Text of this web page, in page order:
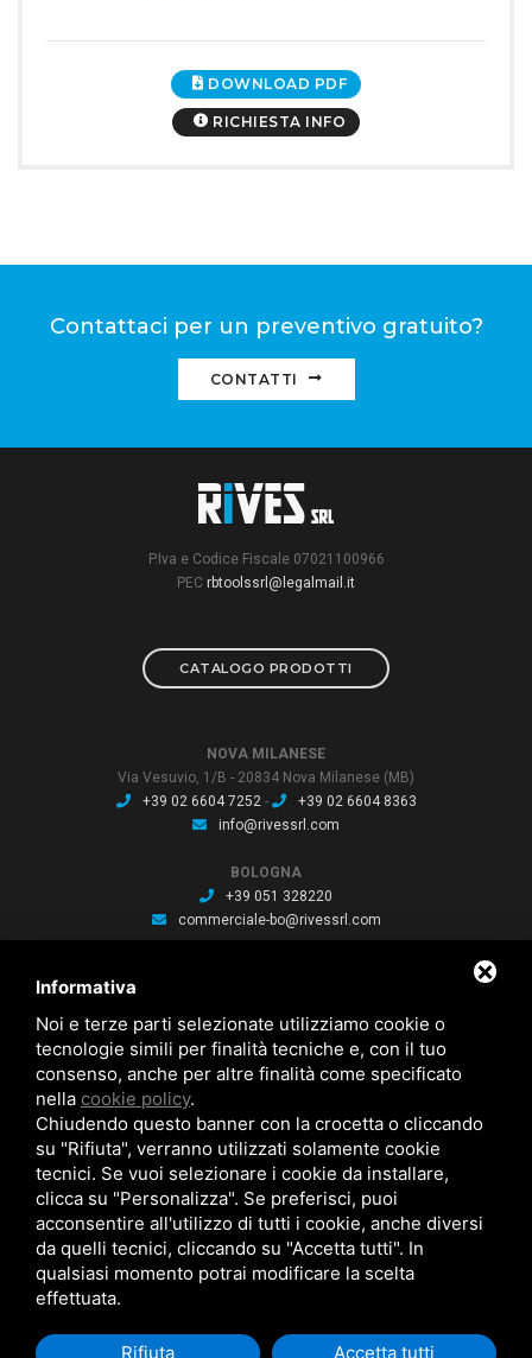
DOWNLOAD PDF
RICHIESTA INFO
Contattaci per un preventivo gratuito?
CONTATTI
P.Iva e Codice Fiscale 07021100966
PEC rbtoolssrl@legalmail.it
CATALOGO PRODOTTI
NOVA MILANESE
Via Vesuvio, 1/B - 20834 Nova Milanese (MB)
+39 02 6604 7252 -
+39 02 6604 8363
info@rivessrl.com
BOLOGNA
+39 051 328220
commerciale-bo@rivessrl.com
commerciale-pn@rivessrl.com
ULTIME NEWS
Nuova BP smart installata: Nuova BP smart installata
Nuova bussola Agathon: Nuova bussola Agathon per stampaggio
plastica
Brochure saldatura: Brochure saldatura Lase one WS fili per saldatura
Policy
Informativa
Noi e terze parti selezionate utilizziamo cookie o
tecnologie simili per finalità tecniche e, con il tuo
consenso, anche per altre finalità come specificato
nella cookie policy.
Chiudendo questo banner con la crocetta o cliccando
su "Rifiuta", verranno utilizzati solamente cookie
tecnici. Se vuoi selezionare i cookie da installare,
clicca su "Personalizza". Se preferisci, puoi
acconsentire all'utilizzo di tutti i cookie, anche diversi
da quelli tecnici, cliccando su "Accetta tutti". In
qualsiasi momento potrai modificare la scelta
effettuata.
Rifiuta Accetta tutti